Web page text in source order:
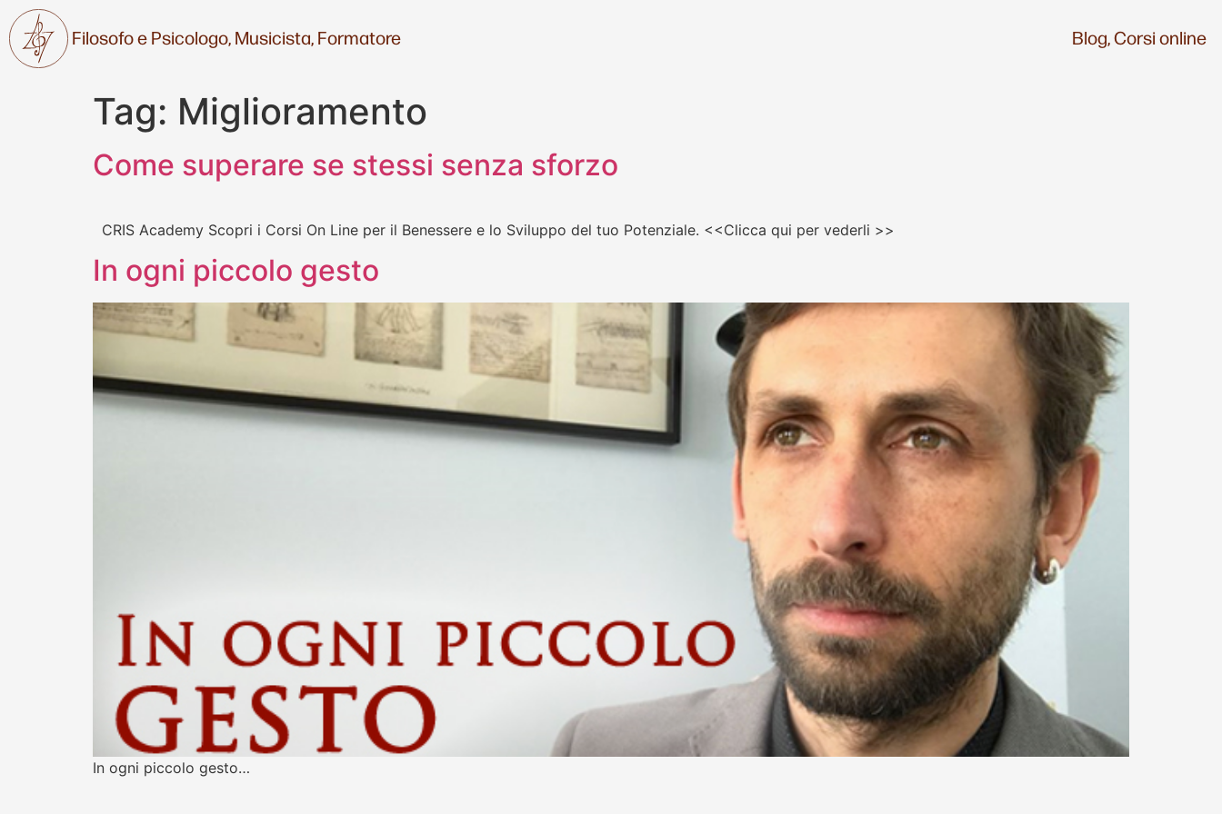
Filosofo e Psicologo,Musicista,Formatore Blog,Corsi online
Tag: Miglioramento
Come superare se stessi senza sforzo
CRIS Academy Scopri i Corsi On Line per il Benessere e lo Sviluppo del tuo Potenziale. <<Clicca qui per vederli >>
In ogni piccolo gesto
In ogni piccolo gesto…